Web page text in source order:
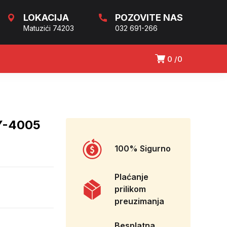
LOKACIJA
Matuzići 74203
POZOVITE NAS
032 691-266
0 0
4005
100% Sigurno
Plaćanje
prilikom
preuzimanja